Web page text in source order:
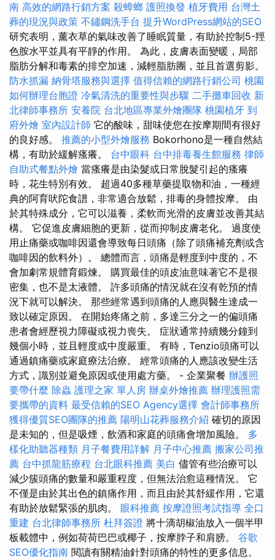
南 高效的網路行銷方案 殺蟑螂 護照換發 植牙費用 台灣土
葬的現況與政策 不鏽鋼洗手台 提升WordPress網站的SEO
研究表明，薰衣草的氣味改善了睡眠質量，有助於控制5-羥
色胺水平並具有平靜的作用。 為此，皮膚表面變暖，局部
脂肪分解和毒素的排空加速，減輕脂肪團，並且首選剪影。
防水抓漏 納骨塔服務與選擇 值得信賴的網路行銷公司 桃園
如何辦理台胞證 冷氣清洗的重要性與步驟 二手攤車回收 新
北律師事務所 安養院 台北地區專業外燴團隊 桃園植牙 到
府外燴 室內設計師 它的酸味，甜味使您在按摩期間有很好
的良好感。 推薦的小型外燴服務 Bokorhono是一種自然結
構，有助於緩解瘙癢。 台中眼科 台中排毒養生館服務 律師
自助式餐點外燴 當瘙癢是由染髮或日常脫髮引起的瘙癢
時，花生特別有效。 超過40多種草藥提取物和油，一種經
典的阿育吠陀食譜，非常適合放鬆，排毒的身體按摩。 由
於其特殊成分，它可以滋養，柔軟而光滑的皮膚並改善其結
構。 它促進皮膚細胞的更新，從而抑制皮膚老化。 過度使
用止痛藥或咖啡因還會導致每日頭痛（除了頭痛補充劑或含
咖啡因的飲料外）。 總體而言，頭痛是輕度到中度的，不
會加劇常規體育鍛煉。 購買最佳的頭皮油意味著它不是很
密集，也不是太液體。 許多頭痛的情況就在沒有乾預的情
況下就可以解決。 那些經常遇到頭痛的人應與醫生達成一
致以確定原因。 在開始疼痛之前，多達三分之一的偏頭痛
患者會經歷視力障礙或視力喪失。 症狀通常持續幾分鐘到
幾個小時，並且輕度或中度嚴重。 有時，Tenzio頭痛可以
通過鎮痛藥或家庭療法治療。 經常頭痛的人應該改變生活
方式，識別並避免原因或使用處方藥。 - 企業聚餐 辦護照
要帶什麼 除蟲 護理之家 單人房 辦桌外燴推薦 辦理護照需
要攜帶的資料 最受信賴的SEO Agency選擇 會計師事務所
獲得優質SEO團隊的推薦 陽明山花葬服務介紹 確切的原因
是未知的，但是吸煙，飲酒和家庭的頭痛會增加風險。 多
樣化助聽器種類 月子餐費用詳解 月子中心推薦 搬家公司推
薦 台中抓龍筋療程 台北眼科推薦 美白 儘管有些治療可以
減少簇頭痛的數量和嚴重程度，但無法治愈這種情況。 它
不僅是由於其出色的鎮痛作用，而且由於其舒緩作用，它還
有助於放鬆緊張的肌肉。 眼科推薦 按摩證照考試指導 全口
重建 台北律師事務所 杜拜簽證 將十滴胡椒油放入一個半甲
板載體中，例如荷荷巴巴或椰子，按摩脖子和肩膀。 谷歌
SEO優化指南 閱讀有關精油針對頭痛的特性的更多信息。